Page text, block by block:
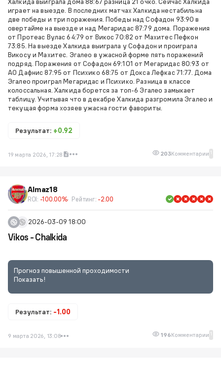
играет на выезде. В последних матчах Халкида нестабильна
две победы и три поражения. Победы над Софадон 93:90 в
овертайме на выезде и над Мегаридас 87:79 дома. Поражения
от Протеас Вулас 64:79 от Викос 70:82 от Махитес Пефкон
73:85. На выезде Халкида выиграла у Софадон и проиграла
Викосу и Махитес. Эгалео в ужасной форме пять поражений
подряд. Поражения от Софадон 69:101 от Мегаридас 80:93 от
АО Дафнис 87:95 от Психико 68:75 от Докса Лефкас 71:77. Дома
Эгалео проиграл Мегаридас и Психико. Разница в классе
колоссальная. Халкида борется за топ-6 Эгалео замыкает
таблицу. Учитывая что в декабре Халкида разгромила Эгалео и
текущая форма хозяев ужасна гости фавориты.
Результат: +0.92
19 марта 2026, 17:28 203Комментарии 1
Almaz18
ROI: -100.00% Рейтинг: -2.00
2026-03-09 18:00
Vikos - Chalkida
Прогноз повышенной проходимости
Показать!
Результат: -1.00
9 марта 2026, 13:08 196Комментарии 1